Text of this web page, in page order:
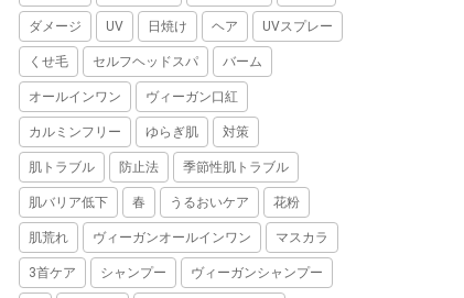
ダメージ UV 日焼け ヘア UVスプレー
くせ毛 セルフヘッドスパ バーム
オールインワン ヴィーガン口紅
カルミンフリー ゆらぎ肌 対策
肌トラブル 防止法 季節性肌トラブル
肌バリア低下 春 うるおいケア 花粉
肌荒れ ヴィーガンオールインワン マスカラ
3首ケア シャンプー ヴィーガンシャンプー